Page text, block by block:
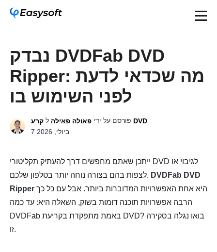
נבדק DVDFab DVD
Ripper: מה שכדאי לדעת
לפני השימוש בו
פורסם על ידי פאולה פאילה ל
קרע DVD
7 ביולי, 2026
ייתכן שאתם מחפשים דרך להעתיק תקליטורי DVD לגיבוי או
לצפות בהם בצורה נוחה יותר בטלפון שלכם. DVDFab DVD
Ripper
הרבה אפשרויות תוכנה דומות בשוק, השאלה היא: עד כמה
DVDFab באמת מתפקדת בקריעת DVD? בואו נגלה בסקירה
זו.